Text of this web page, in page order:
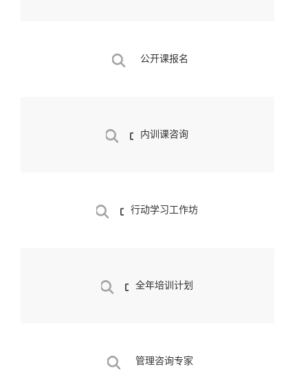
公开课报名
内训课咨询
行动学习工作坊
全年培训计划
管理咨询专家